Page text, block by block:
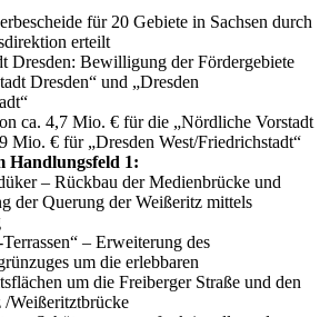
für 20 Gebiete in Sachsen durch
erteilt
Dresden: Bewilligung der Fördergebiete
Dresden“ und „Dresden
ca. 4,7 Mio. € für die „Nördliche Vorstadt
Mio. € für „Dresden West/Friedrichstadt“
Handlungsfeld 1:
– Rückbau der Medienbrücke und
der Querung der Weißeritz mittels
– Erweiterung des
um die erlebbaren
um die Freiberger Straße und den
/Weißeritztbrücke